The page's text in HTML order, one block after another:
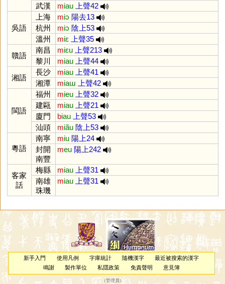
武漢
miau 上聲42
吳語
上海 miɔ 陽去13
杭州
miɔ 陰上53
溫州
miɛ
上聲35
贛語
南昌 miɛu
上聲213
黎川
miau
上聲44
湘語
長沙 miau
上聲41
湘潭
miaɯ 上聲42
閩語
福州 mieu
上聲32
建甌
miau
上聲21
廈門
biau
上聲53
汕頭
miãu 陰上53
粵語
南寧 miu 陽上24
封開
南豐
meu 陽上242
客家
話
梅縣 miau
上聲31
南雄
珠璣
miau 上聲31
新手入門 使用凡例 字庫統計 隨機漢字
最近被搜索的漢字
鳴謝
製作單位 私隱政策 免責聲明 意見簿
（管理員 ）